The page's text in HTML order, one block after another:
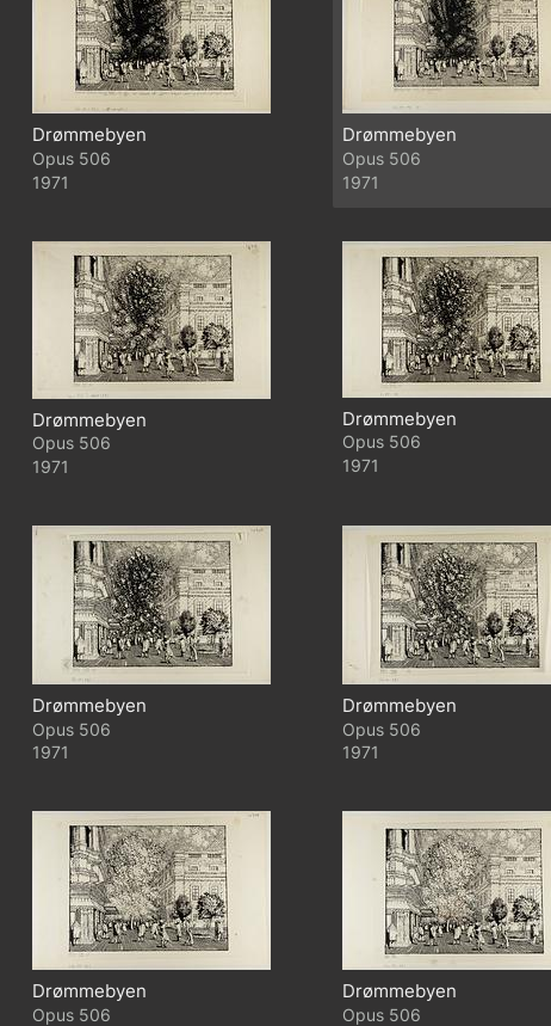
Drømmebyen
506
1971
Drømmebyen
506
1971
Drømmebyen
506
1971
Drømmebyen
506
1971
Drømmebyen
506
1971
Drømmebyen
506
1971
Drømmebyen
506
Drømmebyen
506